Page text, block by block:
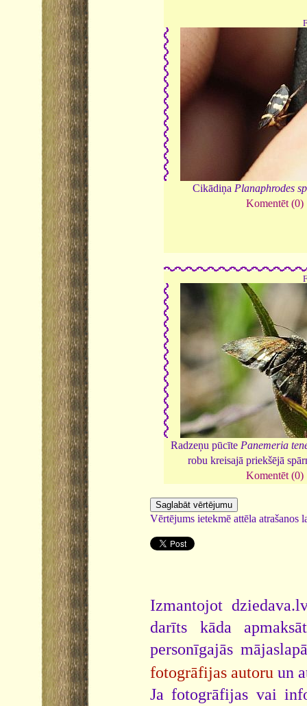
Cikādiņa Planaphrodes
Komentēt (0)
Radzeņu pūcīte Panemeria
robu kreisajā priekšējā
Komentēt (0)
Vērtējums ietekmē attēla atrašanos
Izmantojot
darīts kāda
personīgajās
fotogrāfijas autoru un
Ja fotogrāfijas vai